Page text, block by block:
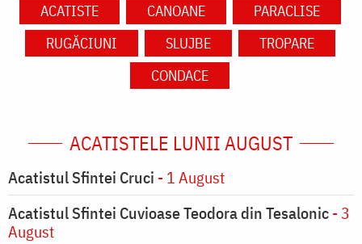
ACATISTE CANOANE
PARACLISE
RUGĂCIUNI
SLUJBE
TROPARE
CONDACE
ACATISTELE LUNII AUGUST
Acatistul Sfintei Cruci - 1 August
Acatistul Sfintei Cuvioase Teodora din Tesalonic- 3
August